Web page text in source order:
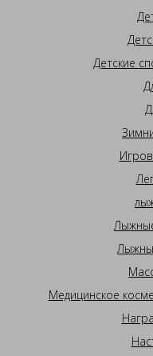
Детские
Медицинское